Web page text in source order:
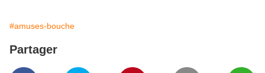
#amuses-bouche
Partager